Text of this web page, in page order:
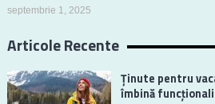
septembrie 1, 2025
Articole Recente
Ținute pentru
îmbină